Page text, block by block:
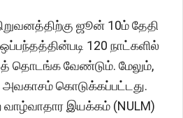
ஜூன் 10ம் தேதி
120 நாட்களில்
தொடங்க வேண்டும். மேலும்,
அவகாசம் கொடுக்கப்பட்டது.
வாழ்வாதார இயக்கம் (NULM)